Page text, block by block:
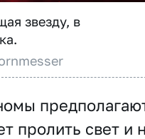
звезду, в
пролить свет и